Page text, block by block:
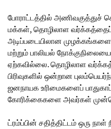
போராட்டத்தில்
மக்கள், தொழிலாள வர்க்கத்தைப்
அடிப்படையிலான
மற்றும் பாலியல்
ஏற்கவில்லை. தொழிலாள
பிரிவுகளில் ஒன்றான
ஜனநாயக உரிமைகளைப்
கோரிக்கைகளை அவர்கள்
ட்ரம்ப்பின் சதித்திட்டம் ஒரு நாள்